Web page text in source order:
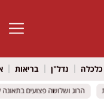
פתח
כלכלה נדל"ן בריאות
הרוג ושלושה פצועים בתאונה קשה בכביש 316 סמוך
הרוג ושלושה פצועים בתאונה קשה בכביש 316 סמוך